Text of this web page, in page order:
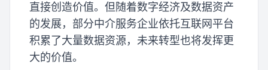
直接创造价值。但随着数字经济及数据资产
的发展，部分中介服务企业依托互联网平台
积累了大量数据资源，未来转型也将发挥更
大的价值。